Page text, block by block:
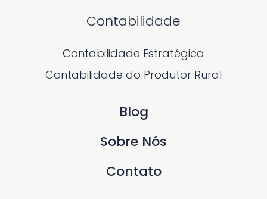
Contabilidade
Contabilidade Estratégica
Contabilidade do Produtor Rural
Blog
Sobre Nós
Contato